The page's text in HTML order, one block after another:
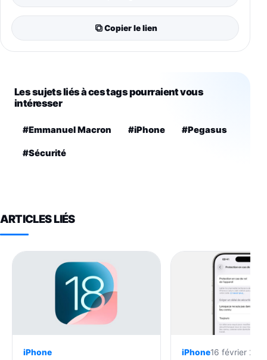
Copier le lien
Les sujets liés à ces tags pourraient vous
intéresser
#Emmanuel Macron #iPhone #Pegasus
#Sécurité
ARTICLES LIÉS
iPhone
iPhone16 février